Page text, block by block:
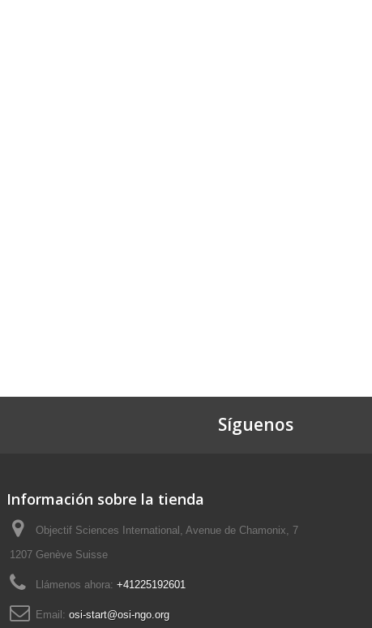
Síguenos
Información sobre la tienda
Objectif Sciences International, Avenue de Chamonix, 7
1207 Genève Suisse
Llámenos ahora: +41225192601
Email: osi-start@osi-ngo.org